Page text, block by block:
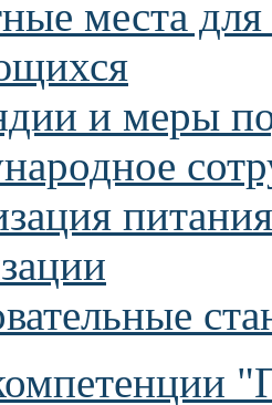
места
и меры